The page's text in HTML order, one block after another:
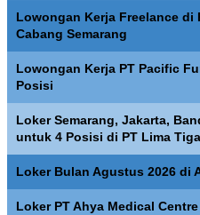
Lowongan Kerja Freelance di
Cabang Semarang
Lowongan Kerja PT Pacific
Posisi
Loker Semarang, Jakarta,
untuk 4 Posisi di PT Lima
Loker Bulan Agustus 2026 di
Loker PT Ahya Medical